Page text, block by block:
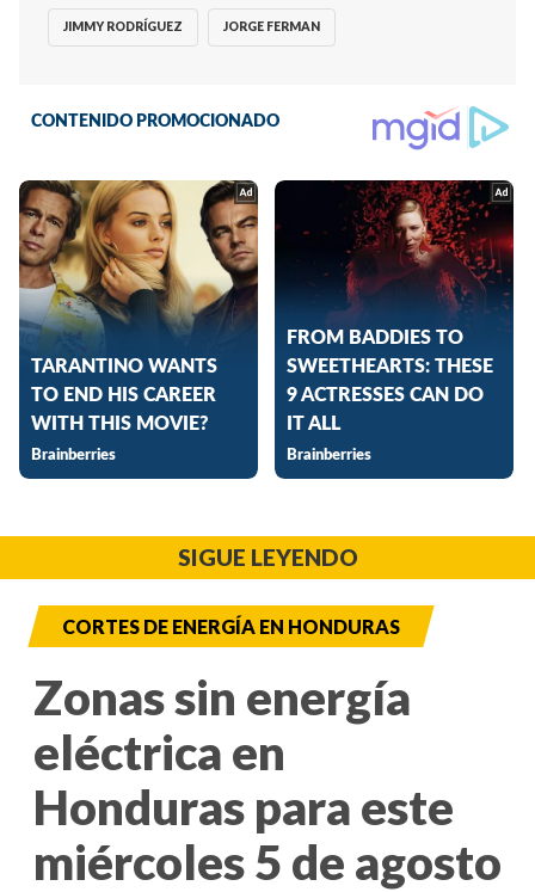
JIMMY RODRÍGUEZ JORGE FERMAN
SIGUE LEYENDO
CORTES DE ENERGÍA EN HONDURAS
Zonas sin energía
eléctrica en
Honduras para este
miércoles 5 de agosto